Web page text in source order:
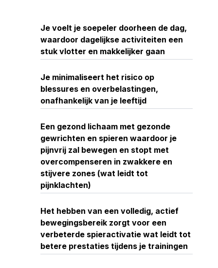
Je voelt je soepeler doorheen de dag,
waardoor dagelijkse activiteiten een
stuk vlotter en makkelijker gaan
Je minimaliseert het risico op
blessures en overbelastingen,
onafhankelijk van je leeftijd
Een gezond lichaam met gezonde
gewrichten en spieren waardoor je
pijnvrij zal bewegen en stopt met
overcompenseren in zwakkere en
stijvere zones (wat leidt tot
pijnklachten)
Het hebben van een volledig, actief
bewegingsbereik zorgt voor een
verbeterde spieractivatie wat leidt tot
betere prestaties tijdens je trainingen